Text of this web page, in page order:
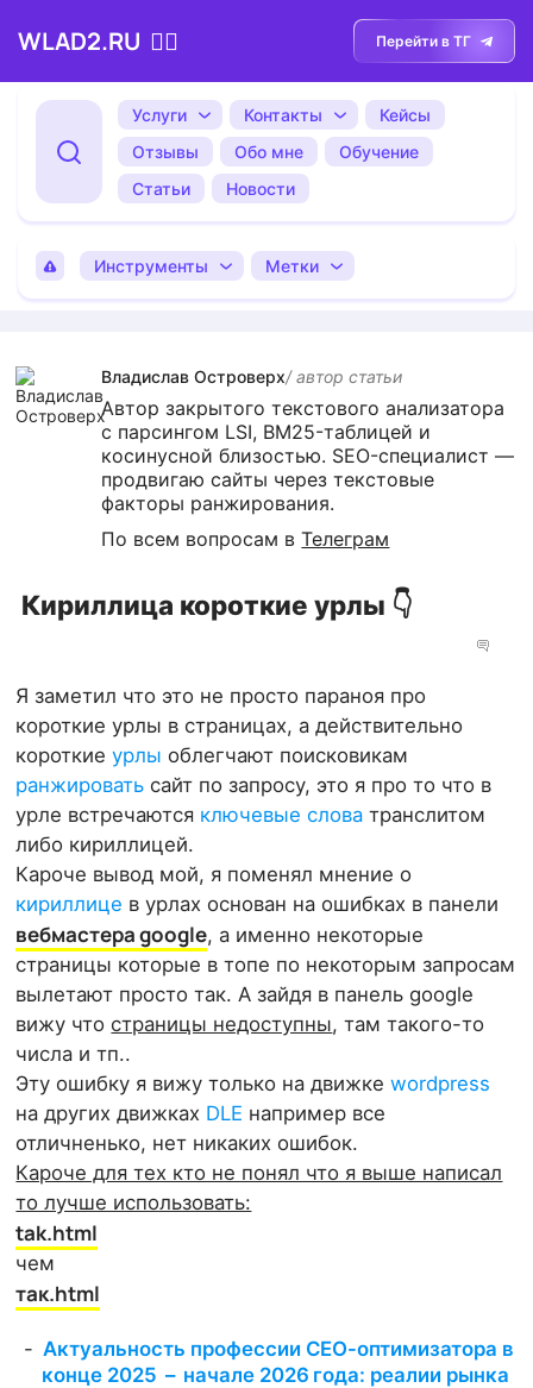
WLAD2.RU 💁‍♂️ Перейти в ТГ
Услуги Контакты
Кейсы
Отзывы
Обо мне
Обучение
Статьи
Новости
Инструменты Метки
Владислав Островерх/ автор cтатьи
Автор закрытого текстового анализатора
с парсингом LSI, BM25-таблицей и
косинусной близостью. SEO-специалист —
продвигаю сайты через текстовые
факторы ранжирования.
По всем вопросам вТелеграм
Кириллица короткие урлы 👇
Я заметил что это не просто параноя про
короткие урлы в страницах, а действительно
короткиеурлы облегчают поисковикам
ранжировать сайт по запросу, это я про то что в
урле встречаются ключевые слова транслитом
либо кириллицей.
Кароче вывод мой, я поменял мнение о
кириллице в урлах основан на ошибках в панели
вебмастера google, а именно некоторые
страницы которые в топе по некоторым запросам
вылетают просто так. А зайдя в панель google
вижу чтостраницы недоступны, там такого-то
числа и тп..
Эту ошибку я вижу только на движкеwordpress
на других движках DLE например все
отличненько, нет никаких ошибок.
Кароче для тех кто не понял что я выше написал
то лучше использовать:
tak.html
чем
так.html
Актуальность профессии СЕО-оптимизатора в
конце 2025 – начале 2026 года: реалии рынка